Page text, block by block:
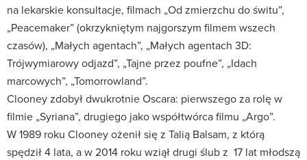
na lekarskie konsultacje, filmach „Od zmierzchu do świtu”,
„Peacemaker” (okrzykniętym najgorszym filmem wszech
czasów), „Małych agentach”, „Małych agentach 3D:
Trójwymiarowy odjazd”, „Tajne przez poufne”, „Idach
marcowych”, „Tomorrowland”.
Clooney zdobył dwukrotnie Oscara: pierwszego za rolę w
filmie „Syriana”, drugiego jako współtwórca filmu „Argo”.
W 1989 roku Clooney ożenił się z Talią Balsam, z którą
spędził 4 lata, a w 2014 roku wziął drugi ślub z 17 lat młodszą